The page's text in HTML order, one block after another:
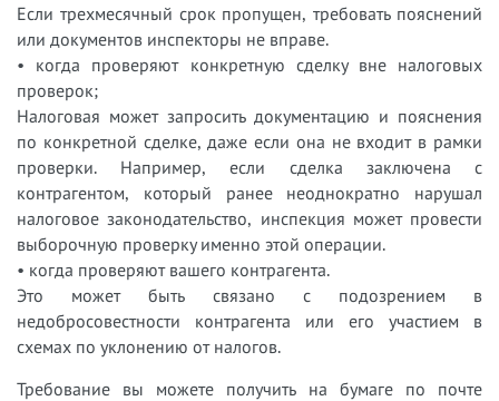
Если трехмесячный срок пропущен, требовать пояснений
или документов инспекторы не вправе.
• когда проверяют конкретную сделку вне налоговых
проверок;
Налоговая может запросить документацию и пояснения
по конкретной сделке, даже если она не входит в рамки
проверки. Например, если сделка заключена с
контрагентом, который ранее неоднократно нарушал
налоговое законодательство, инспекция может провести
выборочную проверку именно этой операции.
• когда проверяют вашего контрагента.
Это может быть связано с подозрением в
недобросовестности контрагента или его участием в
схемах по уклонению от налогов.
Требование вы можете получить на бумаге по почте